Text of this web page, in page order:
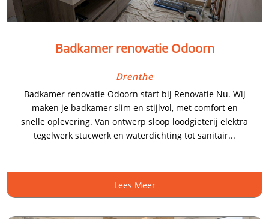
Badkamer renovatie Odoorn
Drenthe
Badkamer renovatie Odoorn start bij Renovatie Nu. Wij
maken je badkamer slim en stijlvol, met comfort en
snelle oplevering. Van ontwerp sloop loodgieterij elektra
tegelwerk stucwerk en waterdichting tot sanitair...
Lees Meer